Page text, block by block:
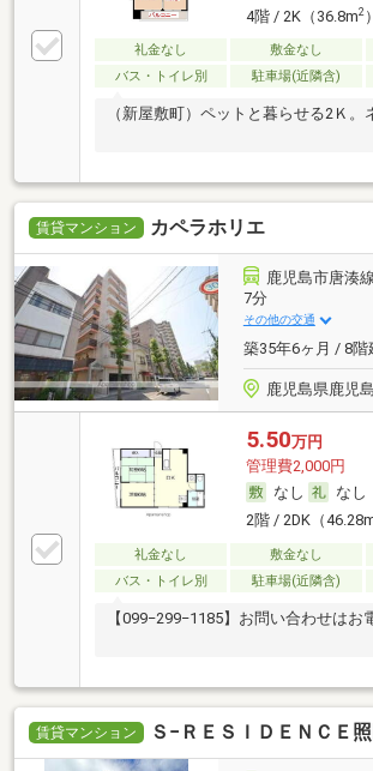
4階 / 2K（36.8m2）
礼金なし 敷金なし
バス・トイレ別
駐車場(近隣含)
（新屋敷町）ペットと暮らせる2Ｋ。
賃貸マンション カペラホリエ
鹿児島市唐湊
7分
その他の交通
築35年6ヶ月 / 8階
鹿児島県鹿児
5.50万円
管理費2,000円
なし
なし
2階 / 2DK（
礼金なし 敷金なし
バス・トイレ別
駐車場(近隣含)
【099−299−1185】お問い合わせはお
賃貸マンション Ｓ−ＲＥＳＩＤＥＮＣＥ